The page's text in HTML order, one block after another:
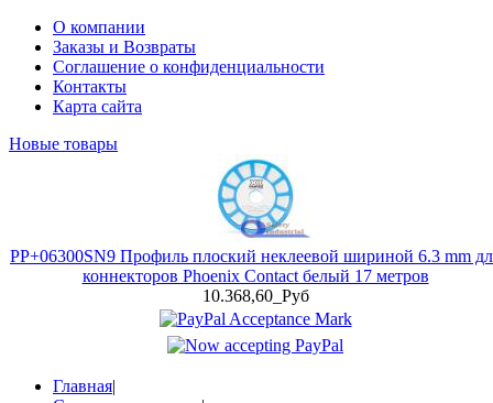
О компании
Заказы и Возвраты
Соглашение о конфиденциальности
Контакты
Карта сайта
Новые товары
PP+06300SN9 Профиль плоский неклеевой шириной 6.3 mm
коннекторов Phoenix Contact белый 17 метров
10.368,60_Руб
Главная|